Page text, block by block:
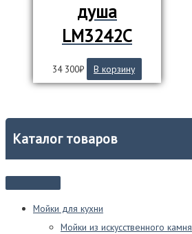
Каталог товаров
Мойки для кухни
Мойки из искусственного камня
душа
LM3242C
34 300₽ В корзину